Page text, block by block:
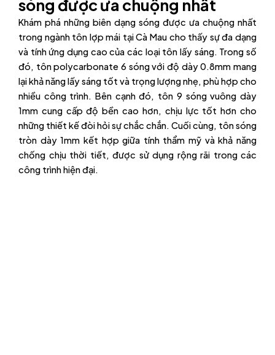
sóng được ưa chuộng nhất
Khám phá những biên dạng sóng được ưa chuộng nhất
trong ngành tôn lợp mái tại Cà Mau cho thấy sự đa dạng
và tính ứng dụng cao của các loại tôn lấy sáng. Trong số
đó, tôn polycarbonate 6 sóng với độ dày 0.8mm mang
lại khả năng lấy sáng tốt và trọng lượng nhẹ, phù hợp cho
nhiều công trình. Bên cạnh đó, tôn 9 sóng vuông dày
1mm cung cấp độ bền cao hơn, chịu lực tốt hơn cho
những thiết kế đòi hỏi sự chắc chắn. Cuối cùng, tôn sóng
tròn dày 1mm kết hợp giữa tính thẩm mỹ và khả năng
chống chịu thời tiết, được sử dụng rộng rãi trong các
công trình hiện đại.